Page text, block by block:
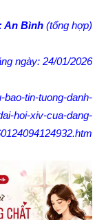
An Bình (tổng hợp)
ngày: 24/01/2026
bao-tin-tuong-danh-
hoi-xiv-cua-dang-